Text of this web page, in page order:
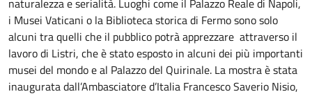
naturalezza e serialità. Luoghi come il Palazzo Reale di Napoli,
i Musei Vaticani o la Biblioteca storica di Fermo sono solo
alcuni tra quelli che il pubblico potrà apprezzare attraverso il
lavoro di Listri, che è stato esposto in alcuni dei più importanti
musei del mondo e al Palazzo del Quirinale. La mostra è stata
inaugurata dall’Ambasciatore d’Italia Francesco Saverio Nisio,